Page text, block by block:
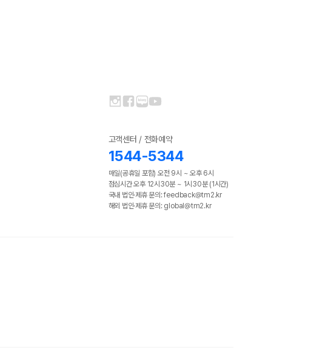
고객센터 / 전화예약
1544-5344
매일(공휴일 포함) 오전 9시 ~ 오후 6시
점심시간 오후 12시30분 ~ 1시30분 (1시간)
국내 법인·제휴 문의: feedback@tm2.kr
해외 법인·제휴 문의: global@tm2.kr